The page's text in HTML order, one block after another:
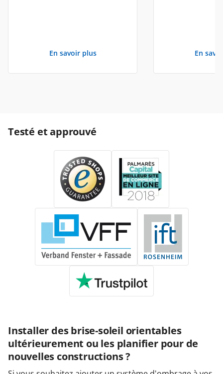
En savoir plus En
Testé et approuvé
Installer des brise-soleil orientables
ultérieurement ou les planifier pour de
nouvelles constructions ?